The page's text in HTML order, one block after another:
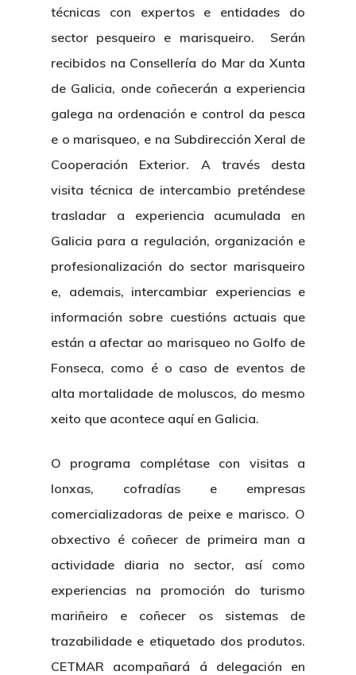
técnicas con expertos e entidades do
sector pesqueiro e marisqueiro. Serán
recibidos na Consellería do Mar da Xunta
de Galicia, onde coñecerán a experiencia
galega na ordenación e control da pesca
e o marisqueo, e na Subdirección Xeral de
Cooperación Exterior. A través desta
visita técnica de intercambio preténdese
trasladar a experiencia acumulada en
Galicia para a regulación, organización e
profesionalización do sector marisqueiro
e, ademais, intercambiar experiencias e
información sobre cuestións actuais que
están a afectar ao marisqueo no Golfo de
Fonseca, como é o caso de eventos de
alta mortalidade de moluscos, do mesmo
xeito que acontece aquí en Galicia.
O programa complétase con visitas a
lonxas, cofradías e empresas
comercializadoras de peixe e marisco. O
obxectivo é coñecer de primeira man a
actividade diaria no sector, así como
experiencias na promoción do turismo
mariñeiro e coñecer os sistemas de
trazabilidade e etiquetado dos produtos.
CETMAR acompañará á delegación en